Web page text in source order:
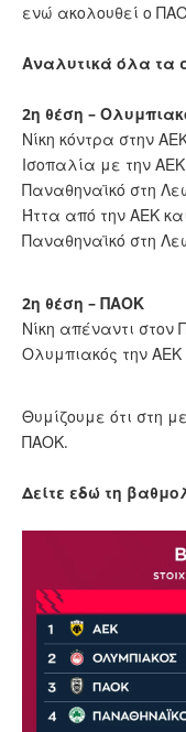
ενώ ακολουθεί ο
Αναλυτικά όλα τα
2η θέση –
Νίκη κόντρα στην
Ισοπαλία με την
Παναθηναϊκό στη
Ήττα από την ΑΕΚ
Παναθηναϊκό στη
2η θέση – ΠΑΟΚ
Νίκη απέναντι στον
Ολυμπιακός την ΑΕΚ
Θυμίζουμε ότι στη
ΠΑΟΚ.
Δείτε εδώ τη